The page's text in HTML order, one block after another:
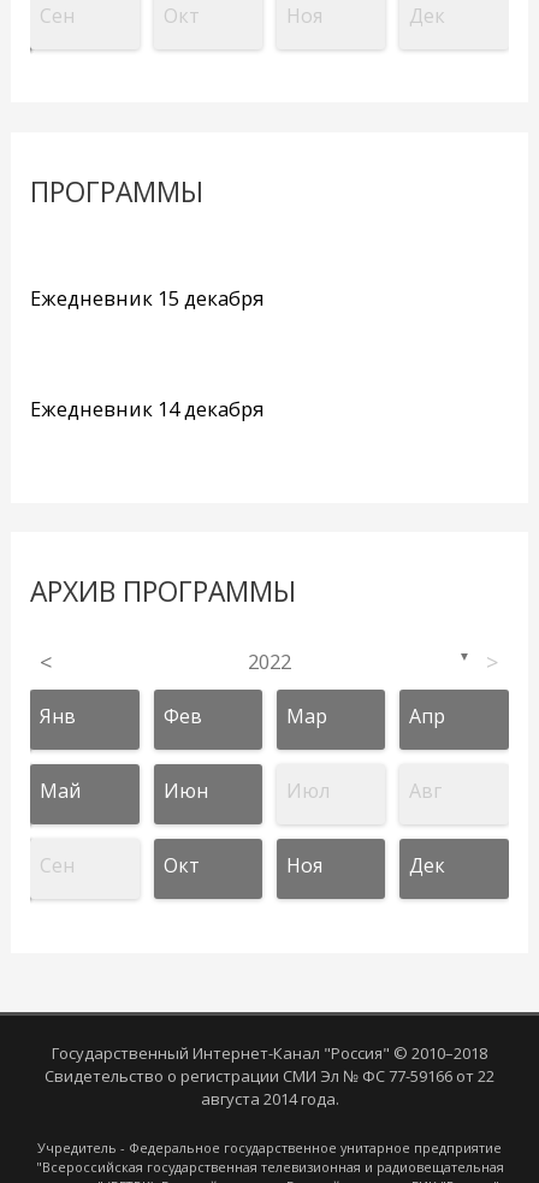
Сен Окт Ноя Дек
ПРОГРАММЫ
Ежедневник 15 декабря
Ежедневник 14 декабря
АРХИВ ПРОГРАММЫ
< 2022 ▼ >
Янв Фев Мар Апр
Май Июн Июл Авг
Сен Окт Ноя Дек
Государственный Интернет-Канал "Россия" © 2010–2018
Свидетельство о регистрации СМИ Эл № ФС 77-59166 от 22
августа 2014 года.
Учредитель - Федеральное государственное унитарное предприятие
"Всероссийская государственная телевизионная и радиовещательная